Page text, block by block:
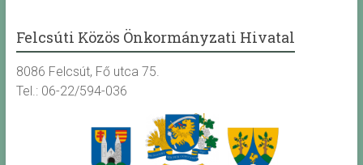
Felcsúti Közös Önkormányzati Hivatal
8086 Felcsút, Fő utca 75.
Tel.: 06-22/594-036